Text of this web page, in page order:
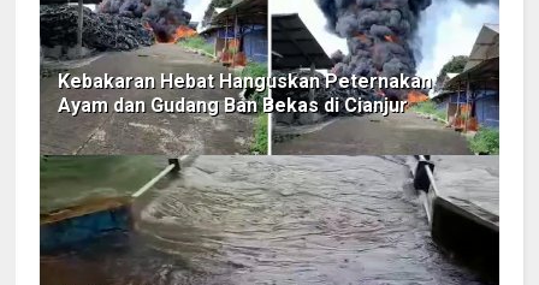
Kebakaran Hebat Hanguskan Peternakan
Ayam dan Gudang Ban Bekas di Cianjur